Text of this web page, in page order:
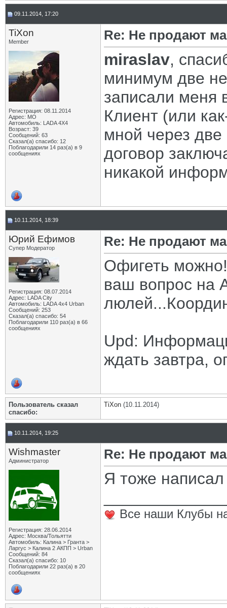
09.11.2014, 17:20
TiXon
Member
Регистрация: 08.11.2014
Адрес: МО
Автомобиль: LADA 4X4
Возраст: 39
Сообщений: 63
Сказал(а) спасибо: 12
Поблагодарили 14 раз(а) в 9
сообщениях
Re: Не продают
miraslav,
минимум две
записали меня
Клиент (или
мной через
договор
никакой
10.11.2014, 18:39
Юрий Ефимов
Супер Модератор
Регистрация: 08.07.2014
Адрес: LADA City
Автомобиль: LADA 4x4 Urban
Сообщений: 253
Сказал(а) спасибо: 54
Поблагодарили 110 раз(а) в 66
сообщениях
Re: Не продают
Офигеть
ваш вопрос на
Upd:
ждать завтра,
Пользователь сказал
cпасибо:
TiXon (10.11.2014)
10.11.2014, 19:25
Wishmaster
Администратор
Регистрация: 28.06.2014
Адрес: Москва/Тольятти
Автомобиль: Калина > Гранта >
Ларгус > Калина 2 АКПП > Urban
Сообщений: 84
Сказал(а) спасибо: 10
Поблагодарили 22 раз(а) в 20
сообщениях
Re: Не продают
Я тоже
Все наши Клубы